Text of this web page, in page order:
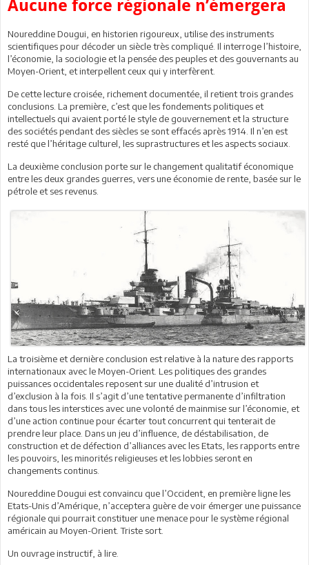
Aucune force régionale n’émergera
Noureddine Dougui, en historien rigoureux, utilise des instruments
scientifiques pour décoder un siècle très compliqué. Il interroge l’histoire,
l’économie, la sociologie et la pensée des peuples et des gouvernants au
Moyen-Orient, et interpellent ceux qui y interfèrent.
De cette lecture croisée, richement documentée, il retient trois grandes
conclusions. La première, c’est que les fondements politiques et
intellectuels qui avaient porté le style de gouvernement et la structure
des sociétés pendant des siècles se sont effacés après 1914. Il n’en est
resté que l’héritage culturel, les suprastructures et les aspects sociaux.
La deuxième conclusion porte sur le changement qualitatif économique
entre les deux grandes guerres, vers une économie de rente, basée sur le
pétrole et ses revenus.
La troisième et dernière conclusion est relative à la nature des rapports
internationaux avec le Moyen-Orient. Les politiques des grandes
puissances occidentales reposent sur une dualité d’intrusion et
d’exclusion à la fois. Il s’agit d’une tentative permanente d’infiltration
dans tous les interstices avec une volonté de mainmise sur l’économie, et
d’une action continue pour écarter tout concurrent qui tenterait de
prendre leur place. Dans un jeu d’influence, de déstabilisation, de
construction et de défection d’alliances avec les Etats, les rapports entre
les pouvoirs, les minorités religieuses et les lobbies seront en
changements continus.
Noureddine Dougui est convaincu que l’Occident, en première ligne les
Etats-Unis d’Amérique, n’acceptera guère de voir émerger une puissance
régionale qui pourrait constituer une menace pour le système régional
américain au Moyen-Orient. Triste sort.
Un ouvrage instructif, à lire.